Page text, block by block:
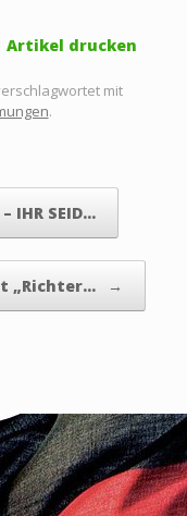
Artikel drucken
mit
.
IHR SEID…
„Richter… →